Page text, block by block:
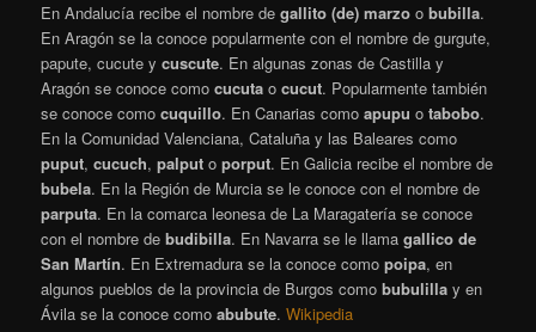
En Andalucía recibe el nombre degallito (de) marzo obubilla.
En Aragón se la conoce popularmente con el nombre de gurgute,
papute, cucute ycuscute. En algunas zonas de Castilla y
Aragón se conoce comocucuta ocucut. Popularmente también
se conoce comocuquillo. En Canarias comoapupu otabobo.
En la Comunidad Valenciana, Cataluña y las Baleares como
puput,cucuch,palput oporput. En Galicia recibe el nombre de
bubela. En la Región de Murcia se le conoce con el nombre de
parputa. En la comarca leonesa de La Maragatería se conoce
con el nombre debudibilla. En Navarra se le llamagallico de
San Martín. En Extremadura se la conoce comopoipa, en
algunos pueblos de la provincia de Burgos comobubulilla y en
Ávila se la conoce comoabubute.Wikipedia